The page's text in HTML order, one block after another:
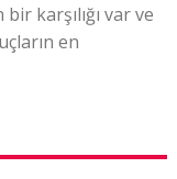
karşılığı var ve
en